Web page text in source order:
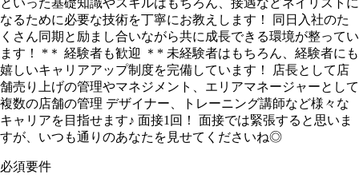
といった基礎知識やスキルはもちろん、接遇などネイリストに
なるために必要な技術を丁寧にお教えします！ 同日入社のた
くさん同期と励まし合いながら共に成長できる環境が整ってい
ます！ *＊ 経験者も歓迎 ＊* 未経験者はもちろん、経験者にも
嬉しいキャリアアップ制度を完備しています！ 店長として店
舗売り上げの管理やマネジメント、エリアマネージャーとして
複数の店舗の管理 デザイナー、トレーニング講師など様々な
キャリアを目指せます♪ 面接1回！ 面接では緊張すると思いま
すが、いつも通りのあなたを見せてくださいね◎
必須要件